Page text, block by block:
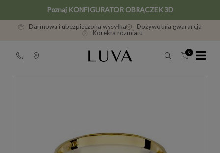
Poznaj KONFIGURATOR OBRĄCZEK 3D
Darmowa i ubezpieczona wysyłka
Dożywotnia gwarancja
Korekta rozmiaru